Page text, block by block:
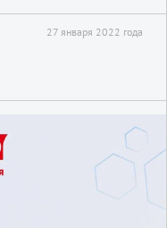
27 января 2022 года